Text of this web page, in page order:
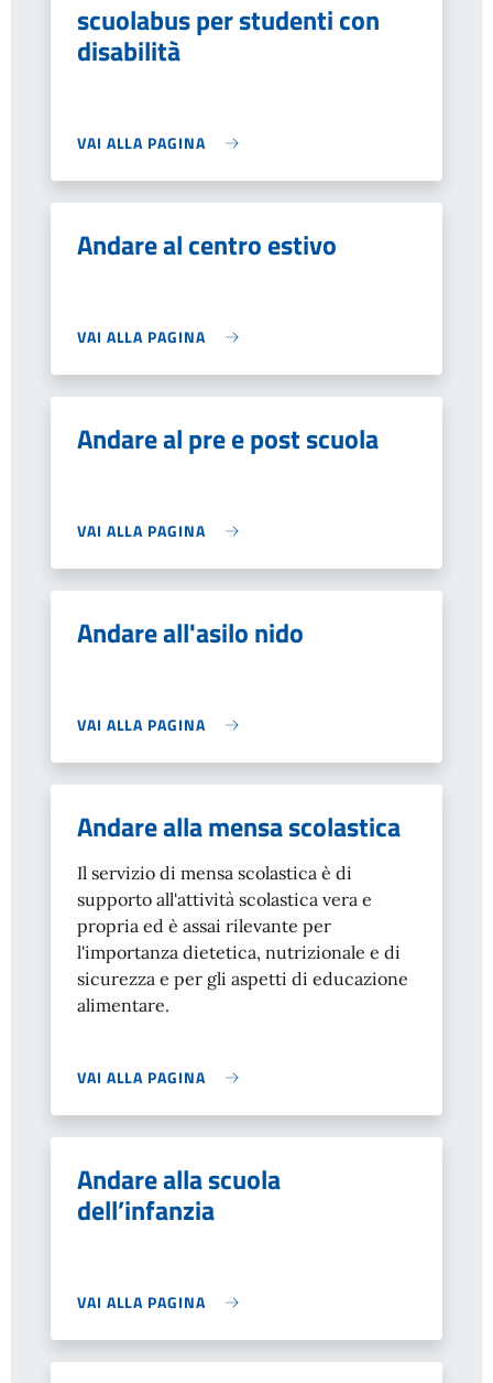
scuolabus per studenti con
disabilità
VAI ALLA PAGINA
Andare al centro estivo
VAI ALLA PAGINA
Andare al pre e post scuola
VAI ALLA PAGINA
Andare all'asilo nido
VAI ALLA PAGINA
Andare alla mensa scolastica
Il servizio di mensa scolastica è di
supporto all'attività scolastica vera e
propria ed è assai rilevante per
l'importanza dietetica, nutrizionale e di
sicurezza e per gli aspetti di educazione
alimentare.
VAI ALLA PAGINA
Andare alla scuola
dell’infanzia
VAI ALLA PAGINA